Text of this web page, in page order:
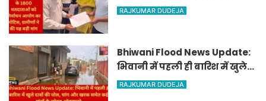
मतदाताओं को निर्वाचन आयोग का
RAJKUMAR DUDEJA
Bhiwani Flood News Update:
भिवानी में पहली ही बारिश में खुले
दावों की पोल, चांग और खरक समेत
RAJKUMAR DUDEJA